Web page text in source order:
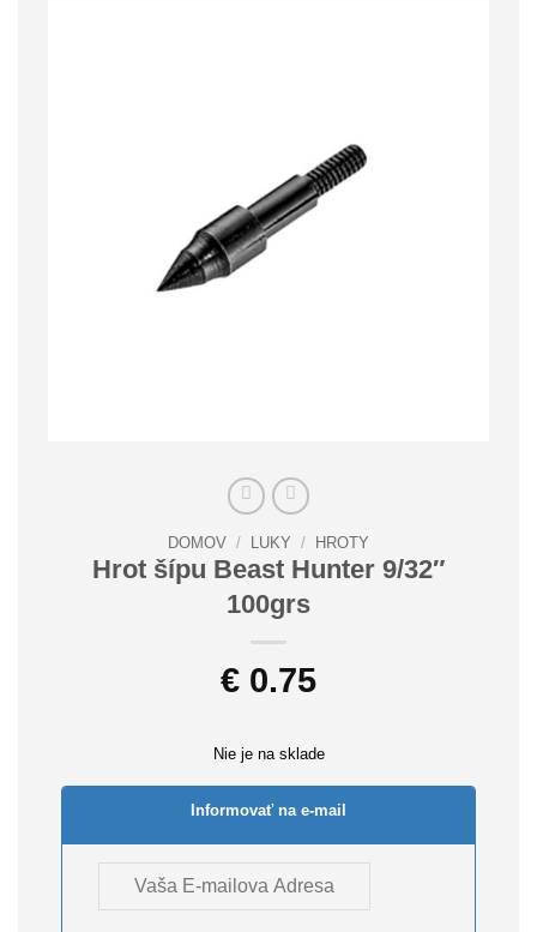
DOMOV / LUKY / HROTY
Hrot šípu Beast Hunter 9/32″
100grs
€ 0.75
Nie je na sklade
Informovať na e-mail